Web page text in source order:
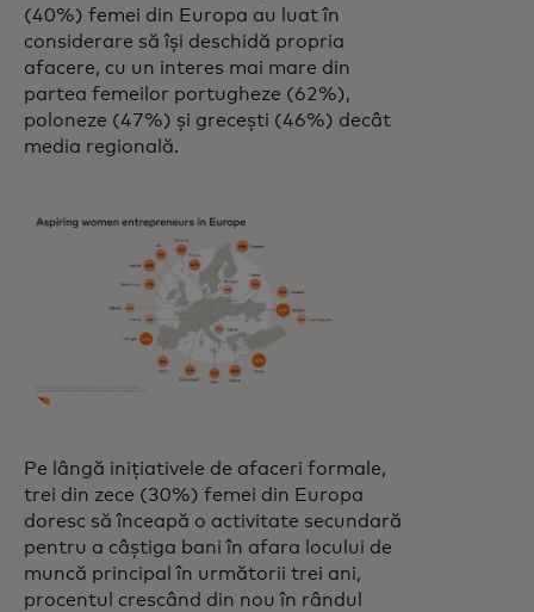
(40%) femei din Europa au luat în
considerare să își deschidă propria
afacere, cu un interes mai mare din
partea femeilor portugheze (62%),
poloneze (47%) și grecești (46%) decât
media regională.
Pe lângă inițiativele de afaceri formale,
trei din zece (30%) femei din Europa
doresc să înceapă o activitate secundară
pentru a câștiga bani în afara locului de
muncă principal în următorii trei ani,
procentul crescând din nou în rândul